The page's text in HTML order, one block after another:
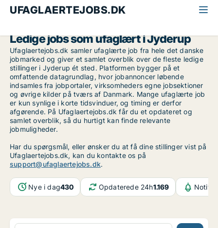
UFAGLAERTEJOBS.DK
Ledige jobs som ufaglært i Jyderup
Ufaglaertejobs.dk samler ufaglærte job fra hele det danske
jobmarked og giver et samlet overblik over de fleste ledige
stillinger i Jyderup ét sted. Platformen bygger på et
omfattende datagrundlag, hvor jobannoncer løbende
indsamles fra jobportaler, virksomheders egne jobsektioner
og øvrige kilder på tværs af Danmark. Mange ufaglærte job
er kun synlige i korte tidsvinduer, og timing er derfor
afgørende. På Ufaglaertejobs.dk får du et opdateret og
samlet overblik, så du hurtigt kan finde relevante
jobmuligheder.
Har du spørgsmål, eller ønsker du at få dine stillinger vist på
Ufaglaertejobs.dk, kan du kontakte os på
support@ufaglaertejobs.dk.
Nye i dag430 Opdaterede 24h1.169